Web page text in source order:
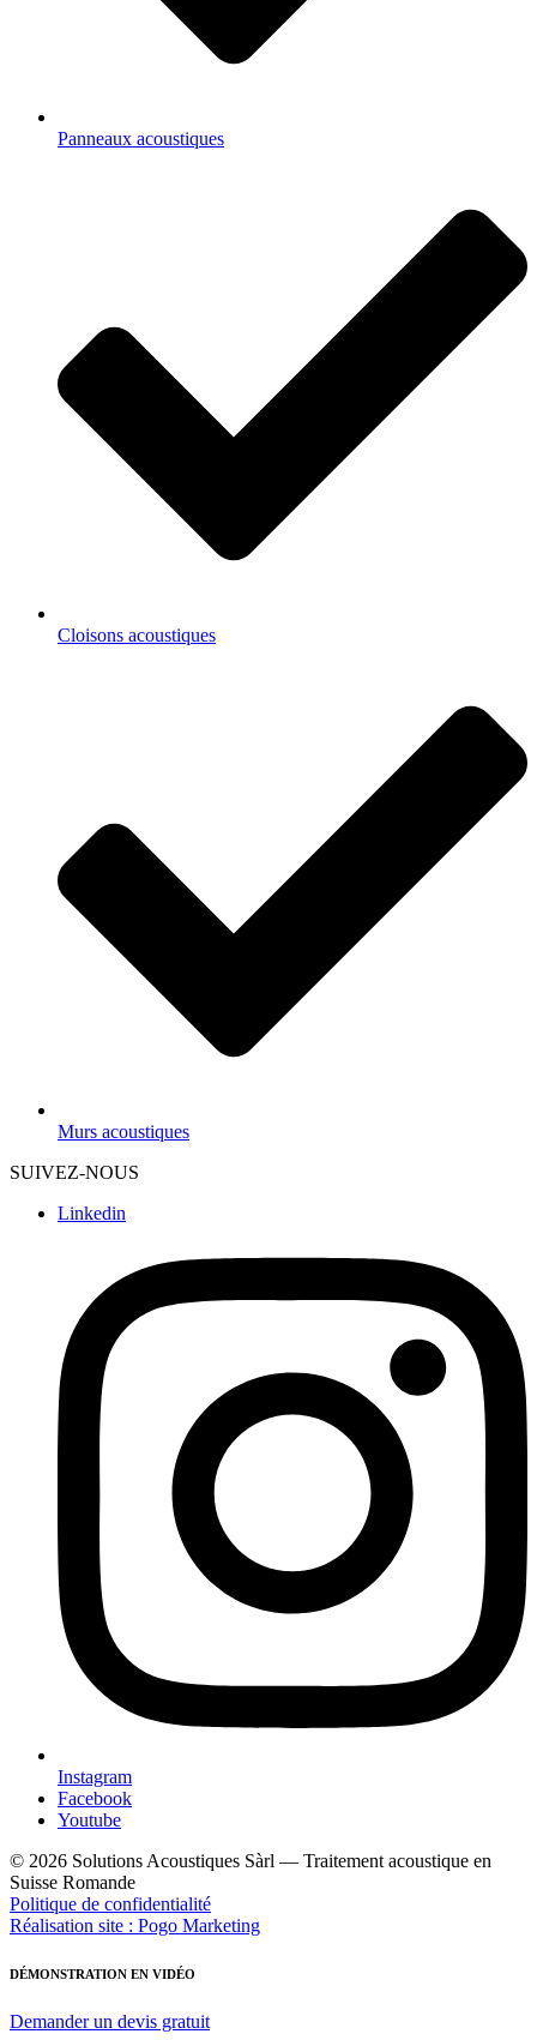
Panneaux acoustiques
Cloisons acoustiques
Murs acoustiques
SUIVEZ-NOUS
Linkedin
Instagram
Facebook
Youtube
© 2026 Solutions Acoustiques Sàrl — Traitement acoustique en
Suisse Romande
Politique de confidentialité
Réalisation site : Pogo Marketing
DÉMONSTRATION EN VIDÉO
Demander un devis gratuit